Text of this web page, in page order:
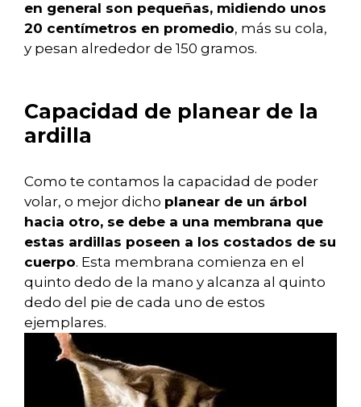
en general son pequeñas, midiendo unos
20 centímetros en promedio, más su cola,
y pesan alrededor de 150 gramos.
Capacidad de planear de la
ardilla
Como te contamos la capacidad de poder
volar, o mejor dicho planear de un árbol
hacia otro, se debe a una membrana que
estas ardillas poseen a los costados de su
cuerpo. Esta membrana comienza en el
quinto dedo de la mano y alcanza al quinto
dedo del pie de cada uno de estos
ejemplares.